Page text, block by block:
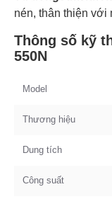
nén, thân thiện
Thông số kỹ
550N
Model
Thương hiệu
Dung tích
Công suất